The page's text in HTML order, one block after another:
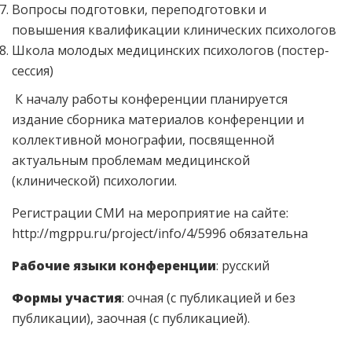
Вопросы подготовки, переподготовки и
повышения квалификации клинических психологов
Школа молодых медицинских психологов (постер-
сессия)
К началу работы конференции планируется
издание сборника материалов конференции и
коллективной монографии, посвященной
актуальным проблемам медицинской
(клинической) психологии.
Регистрации СМИ на мероприятие на сайте:
http://mgppu.ru/project/info/4/5996 обязательна
Рабочие языки конференции: русский
Формы участия: очная (с публикацией и без
публикации), заочная (с публикацией).